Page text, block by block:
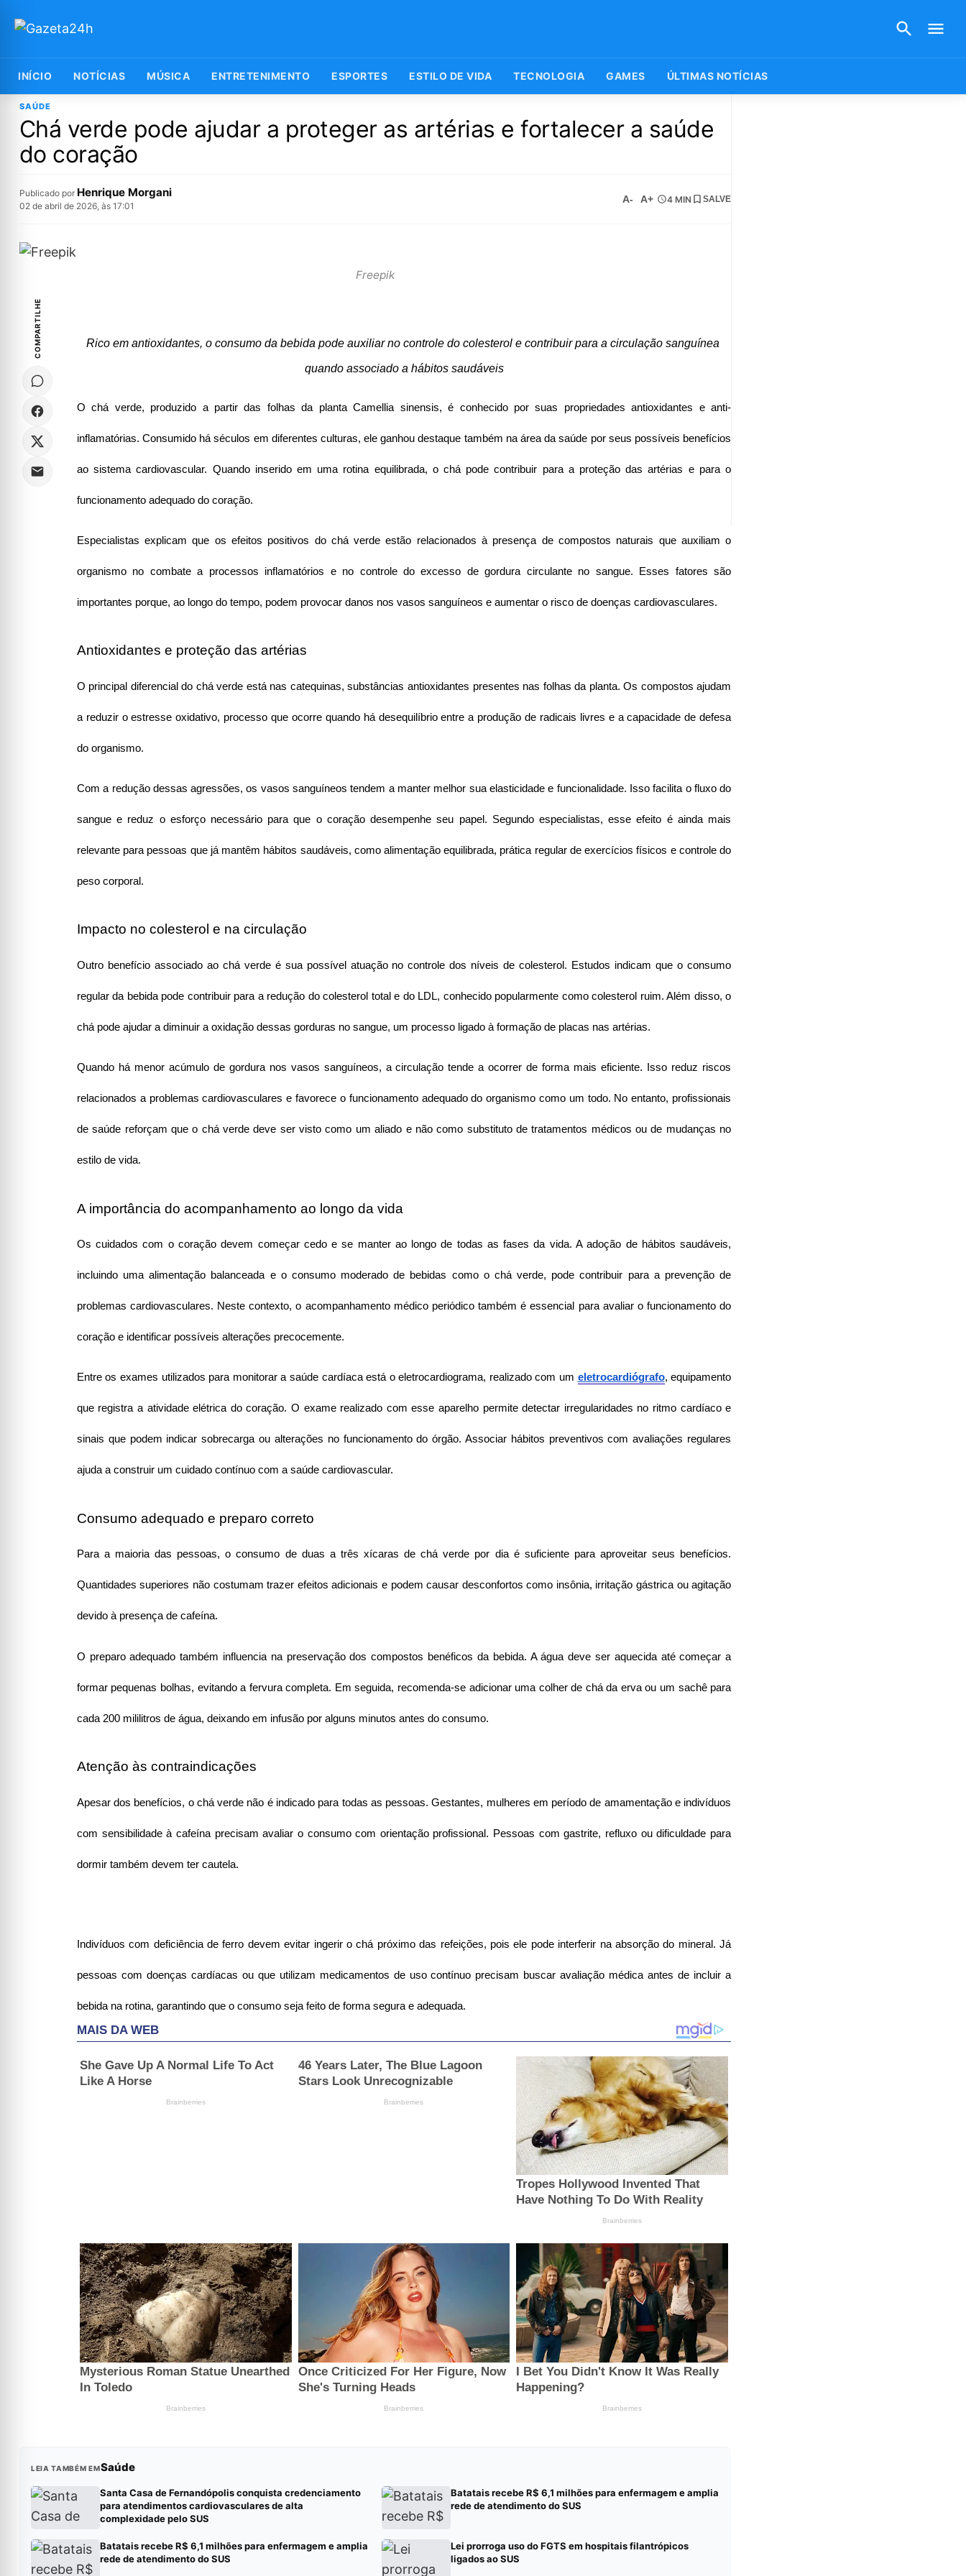
INÍCIO NOTÍCIAS MÚSICA ENTRETENIMENTO ESPORTES ESTILO DE VIDA TECNOLOGIA GAMES ÚLTIMAS NOTÍCIAS
SAÚDE
Chá verde pode ajudar a proteger as artérias e fortalecer a saúde
do coração
Publicado por Henrique Morgani
02 de abril de 2026, às 17:01
A- A+ 4 MIN SALVE
Freepik
COMPARTILHE Rico em antioxidantes, o consumo da bebida pode auxiliar no controle do colesterol e contribuir para a circulação sanguínea
quando associado a hábitos saudáveis
O chá verde, produzido a partir das folhas da planta Camellia sinensis, é conhecido por suas propriedades antioxidantes e anti-
inflamatórias. Consumido há séculos em diferentes culturas, ele ganhou destaque também na área da saúde por seus possíveis benefícios
ao sistema cardiovascular. Quando inserido em uma rotina equilibrada, o chá pode contribuir para a proteção das artérias e para o
funcionamento adequado do coração.
Especialistas explicam que os efeitos positivos do chá verde estão relacionados à presença de compostos naturais que auxiliam o
organismo no combate a processos inflamatórios e no controle do excesso de gordura circulante no sangue. Esses fatores são
importantes porque, ao longo do tempo, podem provocar danos nos vasos sanguíneos e aumentar o risco de doenças cardiovasculares.
Antioxidantes e proteção das artérias
O principal diferencial do chá verde está nas catequinas, substâncias antioxidantes presentes nas folhas da planta. Os compostos ajudam
a reduzir o estresse oxidativo, processo que ocorre quando há desequilíbrio entre a produção de radicais livres e a capacidade de defesa
do organismo.
Com a redução dessas agressões, os vasos sanguíneos tendem a manter melhor sua elasticidade e funcionalidade. Isso facilita o fluxo do
sangue e reduz o esforço necessário para que o coração desempenhe seu papel. Segundo especialistas, esse efeito é ainda mais
relevante para pessoas que já mantêm hábitos saudáveis, como alimentação equilibrada, prática regular de exercícios físicos e controle do
peso corporal.
Impacto no colesterol e na circulação
Outro benefício associado ao chá verde é sua possível atuação no controle dos níveis de colesterol. Estudos indicam que o consumo
regular da bebida pode contribuir para a redução do colesterol total e do LDL, conhecido popularmente como colesterol ruim. Além disso, o
chá pode ajudar a diminuir a oxidação dessas gorduras no sangue, um processo ligado à formação de placas nas artérias.
Quando há menor acúmulo de gordura nos vasos sanguíneos, a circulação tende a ocorrer de forma mais eficiente. Isso reduz riscos
relacionados a problemas cardiovasculares e favorece o funcionamento adequado do organismo como um todo. No entanto, profissionais
de saúde reforçam que o chá verde deve ser visto como um aliado e não como substituto de tratamentos médicos ou de mudanças no
estilo de vida.
A importância do acompanhamento ao longo da vida
Os cuidados com o coração devem começar cedo e se manter ao longo de todas as fases da vida. A adoção de hábitos saudáveis,
incluindo uma alimentação balanceada e o consumo moderado de bebidas como o chá verde, pode contribuir para a prevenção de
problemas cardiovasculares. Neste contexto, o acompanhamento médico periódico também é essencial para avaliar o funcionamento do
coração e identificar possíveis alterações precocemente.
Entre os exames utilizados para monitorar a saúde cardíaca está o eletrocardiograma, realizado com um eletrocardiógrafo, equipamento
que registra a atividade elétrica do coração. O exame realizado com esse aparelho permite detectar irregularidades no ritmo cardíaco e
sinais que podem indicar sobrecarga ou alterações no funcionamento do órgão. Associar hábitos preventivos com avaliações regulares
ajuda a construir um cuidado contínuo com a saúde cardiovascular.
Consumo adequado e preparo correto
Para a maioria das pessoas, o consumo de duas a três xícaras de chá verde por dia é suficiente para aproveitar seus benefícios.
Quantidades superiores não costumam trazer efeitos adicionais e podem causar desconfortos como insônia, irritação gástrica ou agitação
devido à presença de cafeína.
O preparo adequado também influencia na preservação dos compostos benéficos da bebida. A água deve ser aquecida até começar a
formar pequenas bolhas, evitando a fervura completa. Em seguida, recomenda-se adicionar uma colher de chá da erva ou um sachê para
cada 200 mililitros de água, deixando em infusão por alguns minutos antes do consumo.
Atenção às contraindicações
Apesar dos benefícios, o chá verde não é indicado para todas as pessoas. Gestantes, mulheres em período de amamentação e indivíduos
com sensibilidade à cafeína precisam avaliar o consumo com orientação profissional. Pessoas com gastrite, refluxo ou dificuldade para
dormir também devem ter cautela.
Indivíduos com deficiência de ferro devem evitar ingerir o chá próximo das refeições, pois ele pode interferir na absorção do mineral. Já
pessoas com doenças cardíacas ou que utilizam medicamentos de uso contínuo precisam buscar avaliação médica antes de incluir a
bebida na rotina, garantindo que o consumo seja feito de forma segura e adequada.
LEIA TAMBÉM EMSaúde
Santa Casa de Fernandópolis conquista credenciamento
para atendimentos cardiovasculares de alta
complexidade pelo SUS
Batatais recebe R$ 6,1 milhões para enfermagem e amplia
rede de atendimento do SUS
Batatais recebe R$ 6,1 milhões para enfermagem e amplia
rede de atendimento do SUS
Lei prorroga uso do FGTS em hospitais filantrópicos
ligados ao SUS